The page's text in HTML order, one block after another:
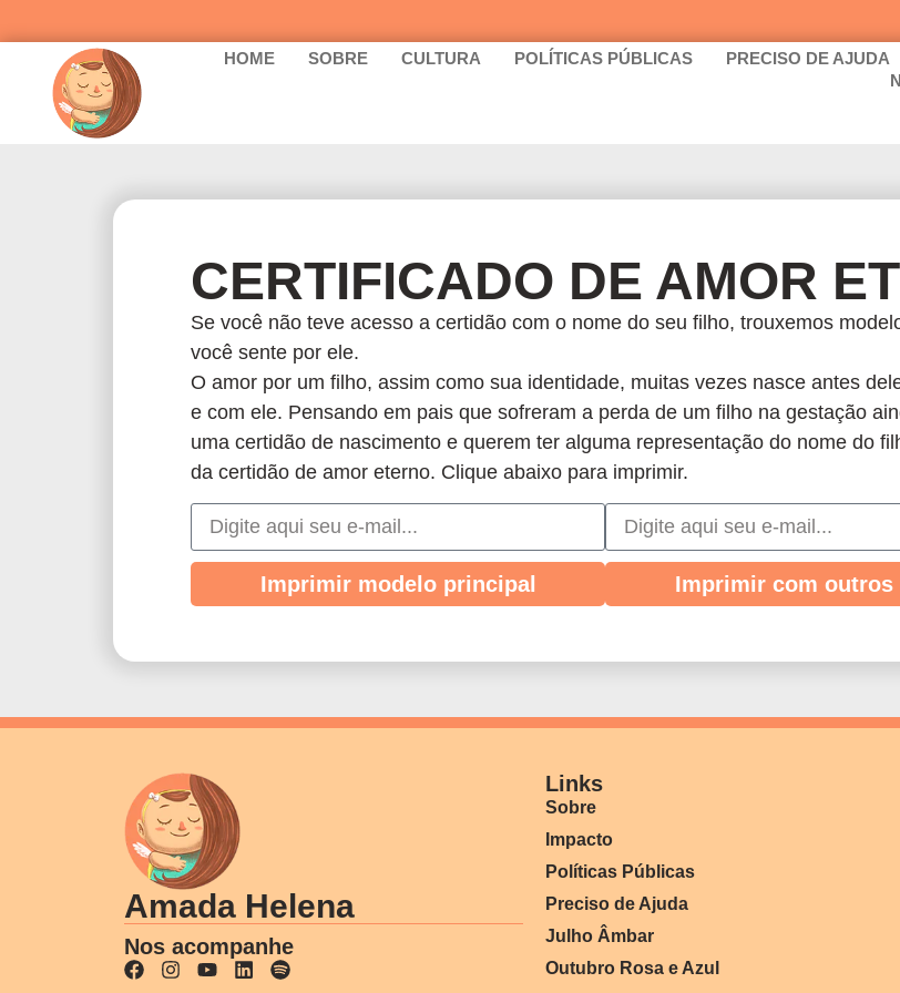
HOME SOBRE CULTURA POLÍTICAS PÚBLICAS PRECISO DE AJUDA
CERTIFICADO DE AMOR
Se você não teve acesso a certidão com o nome do seu filho, trouxemos
você sente por ele.
O amor por um filho, assim como sua identidade, muitas vezes nasce antes
e com ele. Pensando em pais que sofreram a perda de um filho na gestação
uma certidão de nascimento e querem ter alguma representação do nome do
da certidão de amor eterno. Clique abaixo para imprimir.
Imprimir modelo principal Imprimir com outros
Amada Helena
Nos acompanhe
Links
Sobre
Impacto
Políticas Públicas
Preciso de Ajuda
Julho Âmbar
Outubro Rosa e Azul